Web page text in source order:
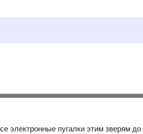
электронные пугалки этим зверям